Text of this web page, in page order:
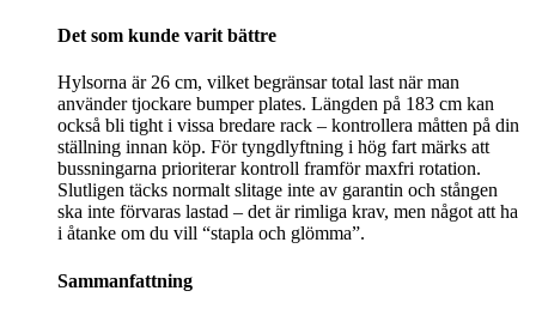
Det som kunde varit bättre
Hylsorna är 26 cm, vilket begränsar total last när man
använder tjockare bumper plates. Längden på 183 cm kan
också bli tight i vissa bredare rack – kontrollera måtten på din
ställning innan köp. För tyngdlyftning i hög fart märks att
bussningarna prioriterar kontroll framför maxfri rotation.
Slutligen täcks normalt slitage inte av garantin och stången
ska inte förvaras lastad – det är rimliga krav, men något att ha
i åtanke om du vill “stapla och glömma”.
Sammanfattning